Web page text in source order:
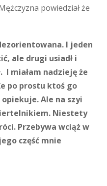
powiedział że
I jeden
ale drugi usiadł i
I miałam nadzieję że
po prostu ktoś go
Ale na szyi
Niestety
Przebywa wciąż w
część mnie